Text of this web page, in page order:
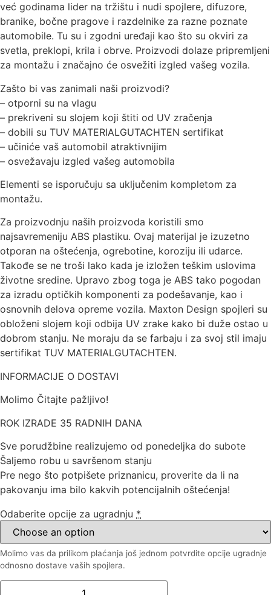
već godinama lider na tržištu i nudi spojlere, difuzore,
branike, bočne pragove i razdelnike za razne poznate
automobile. Tu su i zgodni uređaji kao što su okviri za
svetla, preklopi, krila i obrve. Proizvodi dolaze pripremljeni
za montažu i značajno će osvežiti izgled vašeg vozila.
Zašto bi vas zanimali naši proizvodi?
– otporni su na vlagu
– prekriveni su slojem koji štiti od UV zračenja
– dobili su TUV MATERIALGUTACHTEN sertifikat
– učiniće vaš automobil atraktivnijim
– osvežavaju izgled vašeg automobila
Elementi se isporučuju sa uključenim kompletom za
montažu.
Za proizvodnju naših proizvoda koristili smo
najsavremeniju ABS plastiku. Ovaj materijal je izuzetno
otporan na oštećenja, ogrebotine, koroziju ili udarce.
Takođe se ne troši lako kada je izložen teškim uslovima
životne sredine. Upravo zbog toga je ABS tako pogodan
za izradu optičkih komponenti za podešavanje, kao i
osnovnih delova opreme vozila. Maxton Design spojleri su
obloženi slojem koji odbija UV zrake kako bi duže ostao u
dobrom stanju. Ne moraju da se farbaju i za svoj stil imaju
sertifikat TUV MATERIALGUTACHTEN.
INFORMACIJE O DOSTAVI
Molimo Čitajte pažljivo!
ROK IZRADE 35 RADNIH DANA
Sve porudžbine realizujemo od ponedeljka do subote
Šaljemo robu u savršenom stanju
Pre nego što potpišete priznanicu, proverite da li na
pakovanju ima bilo kakvih potencijalnih oštećenja!
Odaberite opcije za ugradnju *
Molimo vas da prilikom plaćanja još jednom potvrdite opcije ugradnje
odnosno dostave vaših spojlera.